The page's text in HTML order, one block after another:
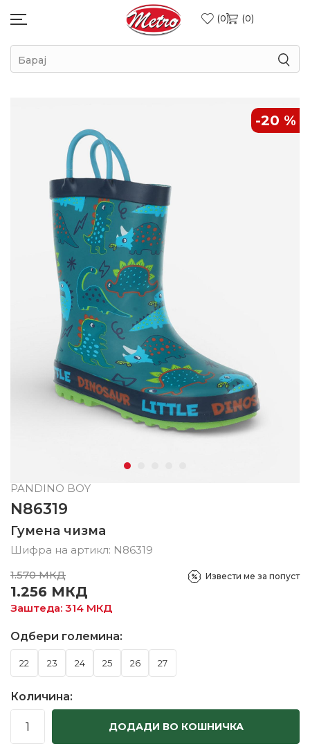
0 0
Барај
-20 %
PANDINO BOY
N86319
Гумена чизма
Шифра на артикл: N86319
1.570 МКД
1.256 МКД
Заштеда: 314 МКД
Извести ме за попуст
Одбери големина:
22 23 24 25 26 27
Количина:
ДОДАДИ ВО КОШНИЧКА